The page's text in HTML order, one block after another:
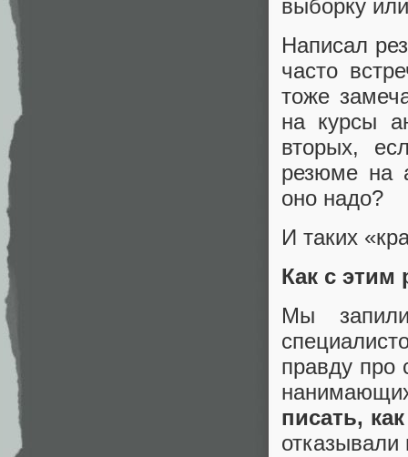
выборку
Написал
часто
тоже
на курсы
вторых,
резюме на
оно надо?
И таких
Как с этим
Мы
правду про
писать,
отказывали